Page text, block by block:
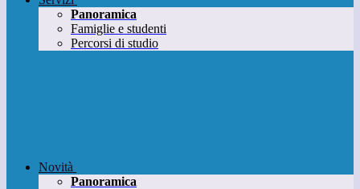
Panoramica
Famiglie e studenti
Percorsi di studio
Novità
Panoramica